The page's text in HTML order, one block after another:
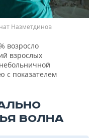
Назметдинов
возросло
взрослых
с показателем
ВОЛНА